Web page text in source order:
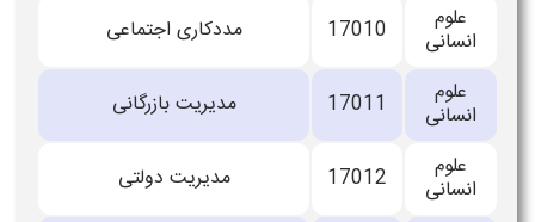
علوم
انسانی 17010
مددکاری اجتماعی
علوم
انسانی 17011
مدیریت بازرگانی
علوم
انسانی 17012
مدیریت دولتی